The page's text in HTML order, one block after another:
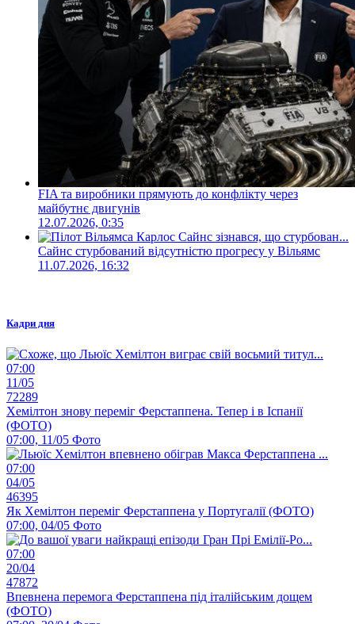
FIA та виробники прямують до конфлікту через
майбутнє двигунів
12.07.2026, 0:35
Сайнс стурбований відсутністю прогресу у Вільямс
11.07.2026, 16:32
Кадри дня
07:00
11/05
72289
Хемілтон знову переміг Ферстаппена. Тепер і в Іспанії
(ФОТО)
07:00, 11/05 Фото
07:00
04/05
46395
Як Хемілтон переміг Ферстаппена у Португалії (ФОТО)
07:00, 04/05 Фото
07:00
20/04
47872
Впевнена перемога Ферстаппена під італійським дощем
(ФОТО)